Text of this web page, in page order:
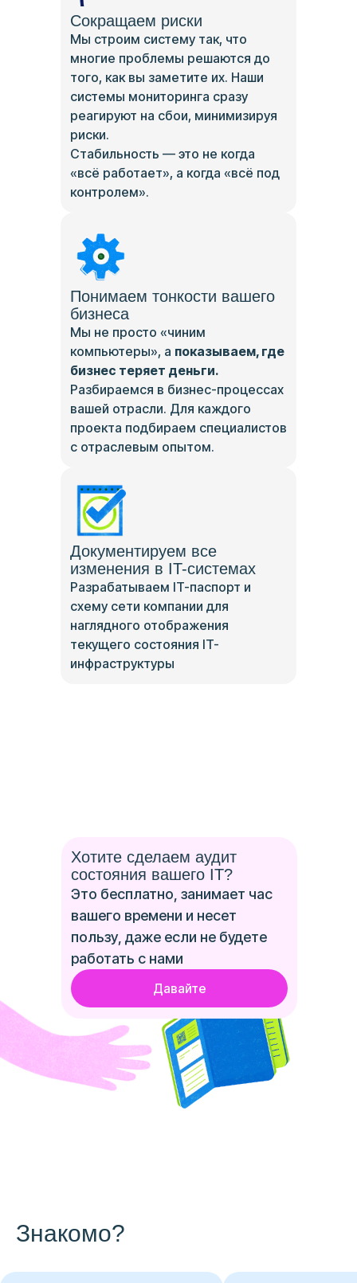
Сокращаем риски
Мы строим систему так, что
многие проблемы решаются до
того, как вы заметите их. Наши
системы мониторинга сразу
реагируют на сбои, минимизируя
риски.
Стабильность — это не когда
«всё работает», а когда «всё под
контролем».
Понимаем тонкости вашего
бизнеса
Мы не просто «чиним
компьютеры», а показываем, где
бизнес теряет деньги.
Разбираемся в бизнес-процессах
вашей отрасли. Для каждого
проекта подбираем специалистов
с отраслевым опытом.
Документируем все
изменения в IT-системах
Разрабатываем IT-паспорт и
схему сети компании для
наглядного отображения
текущего состояния IT-
инфраструктуры
Хотите сделаем аудит
состояния вашего IT?
Это бесплатно, занимает час
вашего времени и несет
пользу, даже если не будете
работать с нами
Давайте
Знакомо?